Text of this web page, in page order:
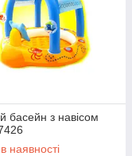
басейн з навісом
наявності